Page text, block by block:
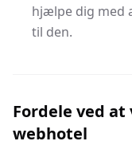
hjælpe dig med
til den.
Fordele ved
webhotel